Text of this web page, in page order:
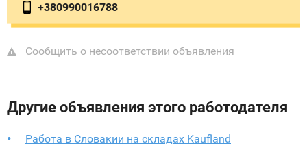
+380990016788
Сообщить о несоответствии объявления
Другие объявления этого работодателя
Работа в Словакии на складах Kaufland